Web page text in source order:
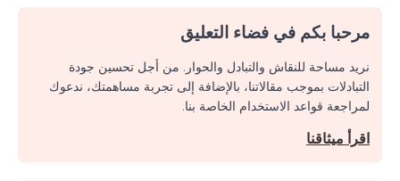
مرحبا بكم في فضاء التعليق
نريد مساحة للنقاش والتبادل والحوار. من أجل تحسين جودة
التبادلات بموجب مقالاتنا، بالإضافة إلى تجربة مساهمتك، ندعوك
لمراجعة قواعد الاستخدام الخاصة بنا.
اقرأ ميثاقنا